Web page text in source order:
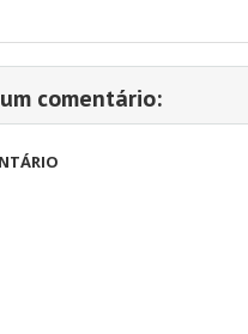
comentário: